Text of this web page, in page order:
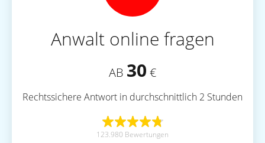
Anwalt online fragen
AB 30 €
Rechtssichere Antwort in durchschnittlich 2 Stunden
123.980 Bewertungen